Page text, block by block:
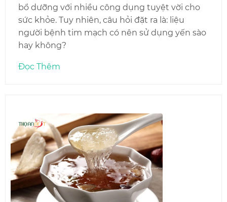
bổ dưỡng với nhiều công dụng tuyệt vời cho
sức khỏe. Tuy nhiên, câu hỏi đặt ra là: liệu
người bệnh tim mạch có nên sử dụng yến sào
hay không?
Đọc Thêm